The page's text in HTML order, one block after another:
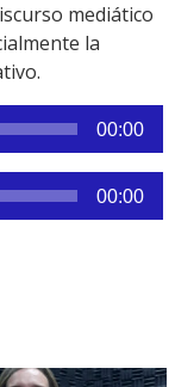
mediático
la
00:00
00:00